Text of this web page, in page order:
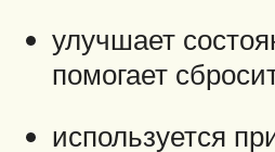
улучшает
помогает
используется